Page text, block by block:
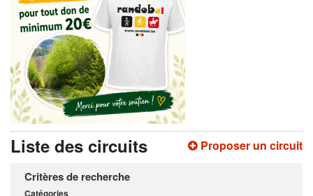
INSCRIPTION GRATUITE
MOT DE PASSE OUBLIÉ
Proposer un circuit
Liste des circuits
Critères de recherche
Catégories